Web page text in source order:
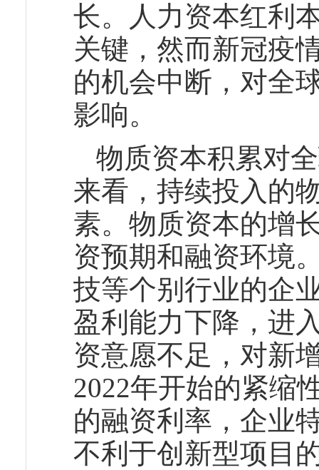
长。人力资本红利
关键，然而新冠疫
的机会中断，对全
影响。
物质资本积累对
来看，持续投入的
素。物质资本的增
资预期和融资环境
技等个别行业的企
盈利能力下降，进
资意愿不足，对新
2022年开始的紧缩
的融资利率，企业
不利于创新型项目